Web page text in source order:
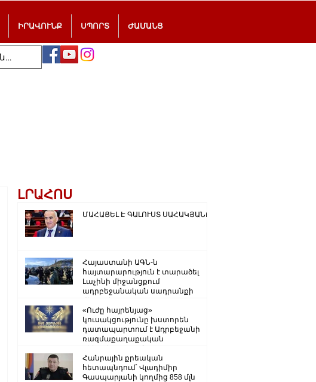
ԻՐԱՎՈՒՆՔ ՍՊՈՐՏ ԺԱՄԱՆՑ
ԼՐԱՀՈՍ
ՄԱՀԱՑԵԼ Է ԳԱԼՈՒՍՏ ՍԱՀԱԿՅԱՆԸ
Հայաստանի ԱԳՆ-ն
հայտարարություն է տարածել
Լաչինի միջանցքում
ադրբեջանական սադրանքի
«Ուժը հայրենյաց»
կուսակցությունը խստորեն
դատապարտում է Ադրբեջանի
ռազմաքաղաքական
Հանրային քրեական
հետապնդում՝ Վլադիմիր
Գասպարյանի կողմից 858 մլն